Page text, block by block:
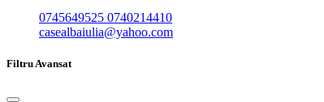
0745649525 0740214410
casealbaiulia@yahoo.com
Filtru Avansat